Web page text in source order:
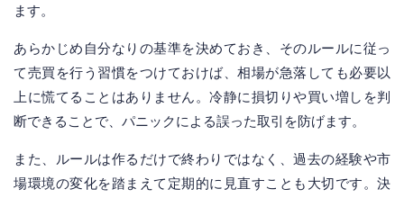
ます。
あらかじめ自分なりの基準を決めておき、そのルールに従っ
て売買を行う習慣をつけておけば、相場が急落しても必要以
上に慌てることはありません。冷静に損切りや買い増しを判
断できることで、パニックによる誤った取引を防げます。
また、ルールは作るだけで終わりではなく、過去の経験や市
場環境の変化を踏まえて定期的に見直すことも大切です。決